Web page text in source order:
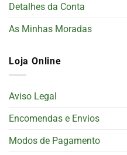
Detalhes da Conta
As Minhas Moradas
Loja Online
Aviso Legal
Encomendas e Envios
Modos de Pagamento